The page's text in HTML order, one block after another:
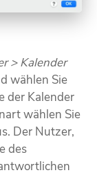
> Kalender
wählen Sie
der Kalender
wählen Sie
Der Nutzer,
des